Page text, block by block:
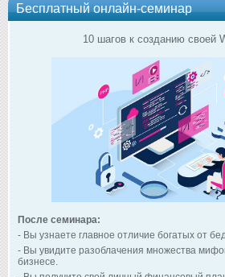
Бесплатный онлайн-семинар
10 шагов к созданию своей
После семинара:
- Вы узнаете главное отличие богатых от
- Вы увидите разоблачения множества
бизнесе.